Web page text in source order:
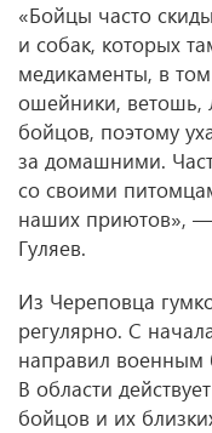
«Бойцы часто
и собак, которых
медикаменты, в
ошейники, ветошь,
бойцов, поэтому
за домашними.
со своими
наших приютов»,
Гуляев.
Из Череповца
регулярно. С
направил военным
В области
бойцов и их